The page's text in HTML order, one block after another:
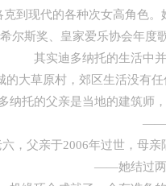
到现代的各种次女高角色
希尔斯奖、皇家爱乐协会年度
其实迪多纳托的生活中并
草原村，郊区生活没有任何
的父亲是当地的建筑师，
——母
亲于2006年过世，母亲
——她结过两次